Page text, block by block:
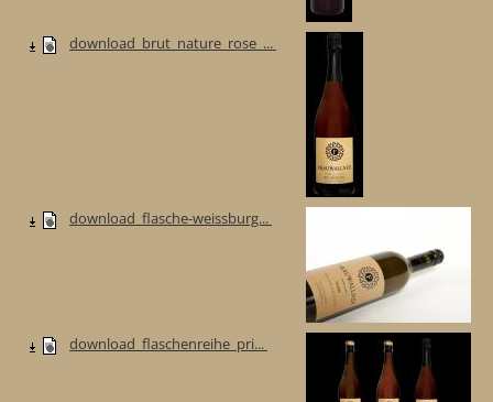
download_brut_nature_rose_...
download_flasche-weissburg...
download_flaschenreihe_pri...